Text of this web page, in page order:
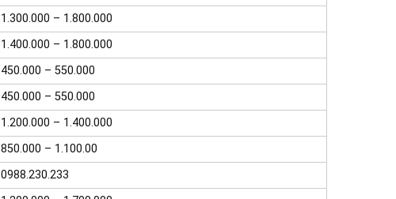
1.300.000 – 1.800.000
1.400.000 – 1.800.000
450.000 – 550.000
450.000 – 550.000
1.200.000 – 1.400.000
850.000 – 1.100.00
0988.230.233